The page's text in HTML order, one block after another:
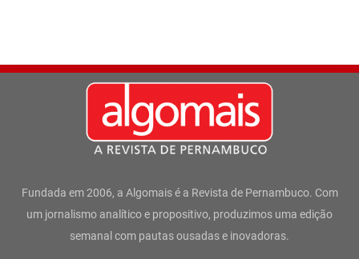
Fundada em 2006, a Algomais é a Revista de Pernambuco. Com
um jornalismo analítico e propositivo, produzimos uma edição
semanal com pautas ousadas e inovadoras.